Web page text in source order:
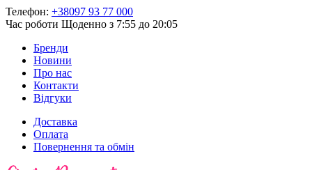
Телефон: +38097 93 77 000
Час роботи Щоденно з 7:55 до 20:05
Бренди
Новини
Про нас
Контакти
Відгуки
Доставка
Оплата
Повернення та обмін